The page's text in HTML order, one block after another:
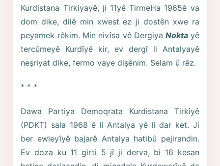
Kurdistana Tirkiyayê, ji 11yê TirmeHa 1965ê va
dom dike, dilê min xwest ez ji dostên xwe ra
peyamek rêkim. Min nivîsa vê DergiyaNokta yê
tercûmeyê Kurdîyê kir, ev dergî li Antalyayê
neşriyat dike, fermo vaye dişênim. Selam û rêz.
* * *
Dawa Partiya Demoqrata Kurdistana Tirkîyê
(PDKT) sala 1968 ê li Antalya yê li dar ket. Ji
ber ewleyîyê bajarê Antalya hatibû pejirandin.
Ev doza ku 11 girti 5 jî ji derva, bi 16 kesan